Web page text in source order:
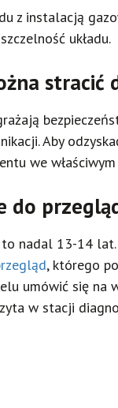
z instalacją
układu.
stracić
Aby
we
nadal 13-14
, którego
umówić się
w stacji